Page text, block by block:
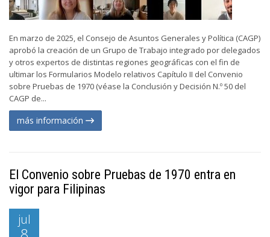
En marzo de 2025, el Consejo de Asuntos Generales y Política (CAGP)
aprobó la creación de un Grupo de Trabajo integrado por delegados
y otros expertos de distintas regiones geográficas con el fin de
ultimar los Formularios Modelo relativos Capítulo II del Convenio
sobre Pruebas de 1970 (véase la Conclusión y Decisión N.º 50 del
CAGP de...
más información
El Convenio sobre Pruebas de 1970 entra en
vigor para Filipinas
jul